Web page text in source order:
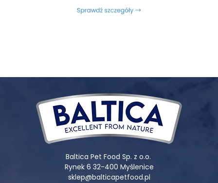
Dodatki technologiczne:
witamina C 40 mg, witamina E
100 mg, ekstrakt tokoferoli z olei roślinnych.
PROPOZYCJA KARMIENIA
Baltica Pet Food Sp. z o.o.
Rynek 6 32-400 Myślenice
sklep@balticapetfood.pl